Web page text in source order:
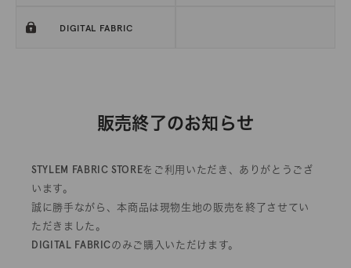
販売終了のお知らせ
STYLEM FABRIC STOREをご利用いただき、ありがとうござ
います。
誠に勝手ながら、本商品は現物生地の販売を終了させてい
ただきました。
DIGITAL FABRICのみご購入いただけます。
DIGITAL FABRIC